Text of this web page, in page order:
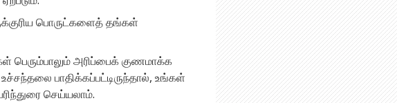
பொருட்களைத் தங்கள்
பெரும்பாலும் அரிப்பைக் குணமாக்க
பாதிக்கப்பட்டிருந்தால், உங்கள்
செய்யலாம்.